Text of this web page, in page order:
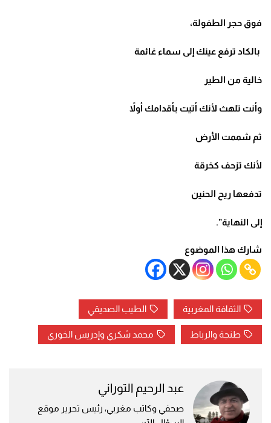
فوق حجر الطفولة،
بالكاد ترفع عينك إلى سماء غائمة
خالية من الطير
وأنت تلهث لأنك أتيت بأقدامك أولاً
ثم شممت الأرض
لأنك تزحف كخرقة
تدفعها ريح الحنين
إلى النهاية”.
شارك هذا الموضوع
الثقافة المغربية الطيب الصديقي
طنجة والرباط محمد شكري وإدريس الخوري
عبد الرحيم التوراني
صحفي وكاتب مغربي، رئيس تحرير موقع